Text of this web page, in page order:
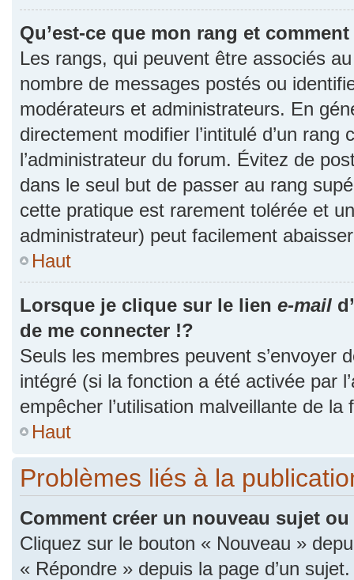
Qu’est-ce que mon rang et
Les rangs, qui peuvent être associés
nombre de messages postés ou
modérateurs et administrateurs. En
directement modifier l’intitulé d’un
l’administrateur du forum. Évitez de
dans le seul but de passer au rang
cette pratique est rarement tolérée et
administrateur) peut facilement
Haut
Lorsque je clique sur le lien e-mail
de me connecter !?
Seuls les membres peuvent s’envoyer
intégré (si la fonction a été activée par
empêcher l’utilisation malveillante de
Haut
Problèmes liés à la
Comment créer un nouveau sujet
Cliquez sur le bouton « Nouveau »
« Répondre » depuis la page d’un